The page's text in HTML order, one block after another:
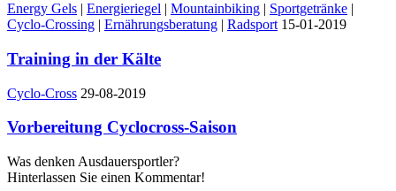
Energy Gels | Energieriegel | Mountainbiking | Sportgetränke |
Cyclo-Crossing | Ernährungsberatung | Radsport 15-01-2019
Training in der Kälte
Cyclo-Cross 29-08-2019
Vorbereitung Cyclocross-Saison
Was denken Ausdauersportler?
Hinterlassen Sie einen Kommentar!